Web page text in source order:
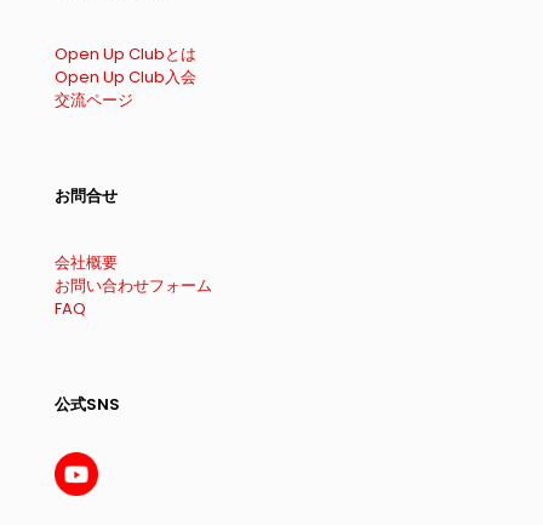
Open Up Clubとは
Open Up Club入会
交流ページ
お問合せ
会社概要
お問い合わせフォーム
FAQ
公式SNS